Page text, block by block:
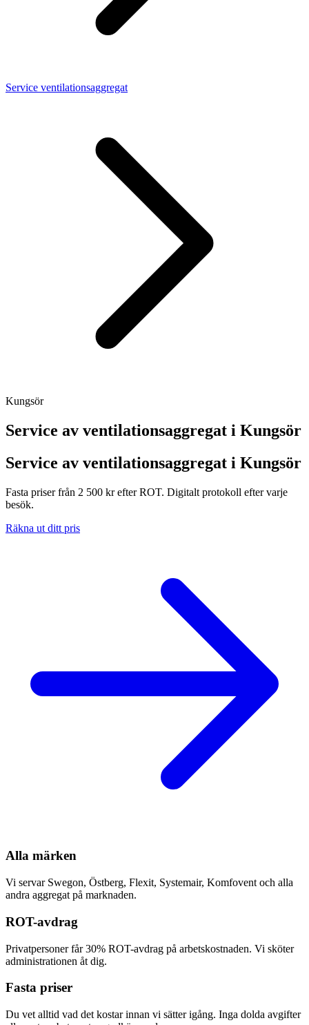
Service ventilationsaggregat
Kungsör
Service av ventilationsaggregat i Kungsör
Service av ventilationsaggregat i Kungsör
Fasta priser från 2 500 kr efter ROT. Digitalt protokoll efter varje
besök.
Räkna ut ditt pris
Alla märken
Vi servar Swegon, Östberg, Flexit, Systemair, Komfovent och alla
andra aggregat på marknaden.
ROT-avdrag
Privatpersoner får 30% ROT-avdrag på arbetskostnaden. Vi sköter
administrationen åt dig.
Fasta priser
Du vet alltid vad det kostar innan vi sätter igång. Inga dolda avgifter